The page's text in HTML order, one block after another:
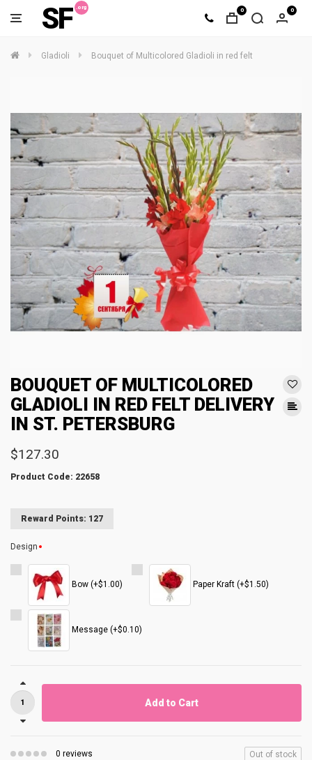
SF 0 0
Gladioli Bouquet of Multicolored Gladioli in red felt
BOUQUET OF MULTICOLORED
GLADIOLI IN RED FELT DELIVERY
IN ST. PETERSBURG
$127.30
Product Code: 22658
Reward Points: 127
Design
Bow (+$1.00) Paper Kraft (+$1.50)
Message (+$0.10)
Add to Cart
0 reviews Out of stock